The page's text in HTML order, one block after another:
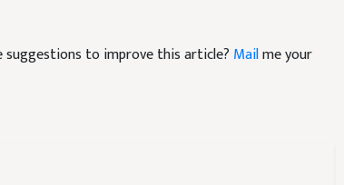
suggestions to improve this article? Mailme your